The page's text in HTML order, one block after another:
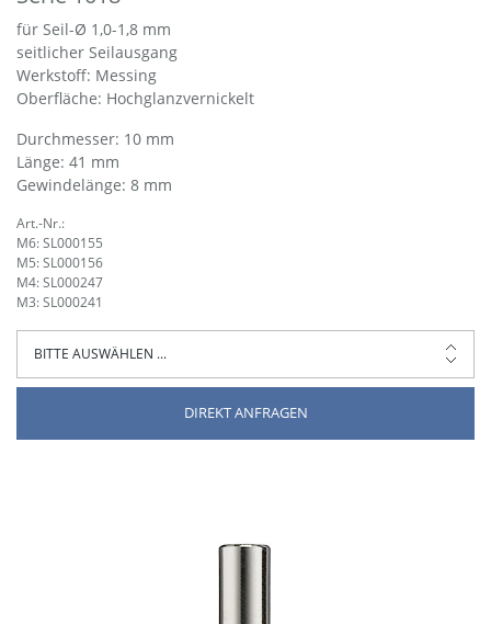
für Seil-Ø 1,0-1,8 mm
seitlicher Seilausgang
Werkstoff: Messing
Oberfläche: Hochglanzvernickelt
Durchmesser: 10 mm
Länge: 41 mm
Gewindelänge: 8 mm
Art.-Nr.:
M6: SL000155
M5: SL000156
M4: SL000247
M3: SL000241
DIREKT ANFRAGEN